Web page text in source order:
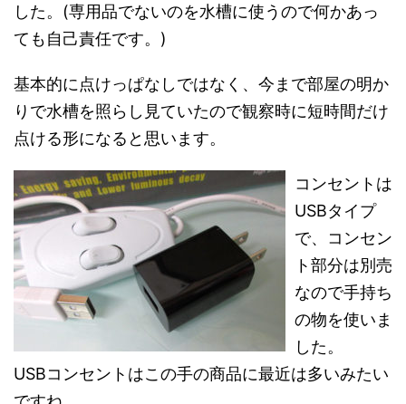
した。(専用品でないのを水槽に使うので何かあっ
ても自己責任です。)
基本的に点けっぱなしではなく、今まで部屋の明か
りで水槽を照らし見ていたので観察時に短時間だけ
点ける形になると思います。
コンセントは
USBタイプ
で、コンセン
ト部分は別売
なので手持ち
の物を使いま
した。
USBコンセントはこの手の商品に最近は多いみたい